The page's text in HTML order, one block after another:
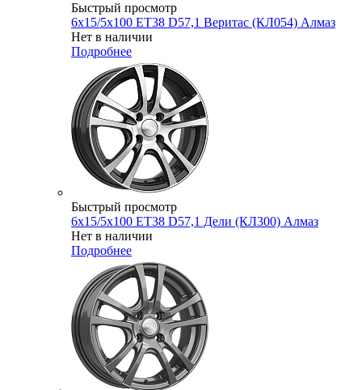
Быстрый просмотр
6x15/5x100 ET38 D57,1 Веритас (КЛ054) Алмаз
Нет в наличии
Подробнее
Быстрый просмотр
6x15/5x100 ET38 D57,1 Дели (КЛ300) Алмаз
Нет в наличии
Подробнее